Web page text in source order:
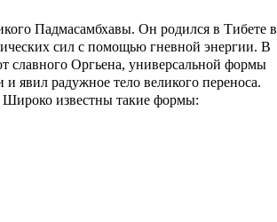
Падмасамбхавы. Он родился в Тибете в
сил с помощью гневной энергии. В
славного Оргьена, универсальной формы
явил радужное тело великого переноса.
известны такие формы: